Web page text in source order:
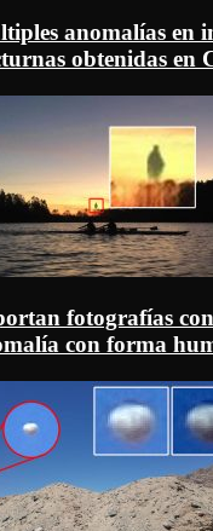
anomalías en
obtenidas en
fotografías
con forma